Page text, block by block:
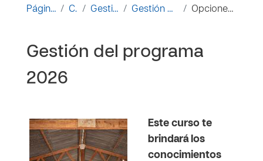
Página Principal Cursos Gestión de la FCP Gestión del programa 2026 Opciones de matriculación
Gestión del programa
2026
Este curso te
brindará los
conocimientos